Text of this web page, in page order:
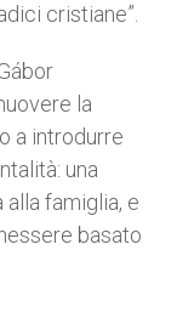
cristiane”.
la
a introdurre
una
famiglia, e
basato